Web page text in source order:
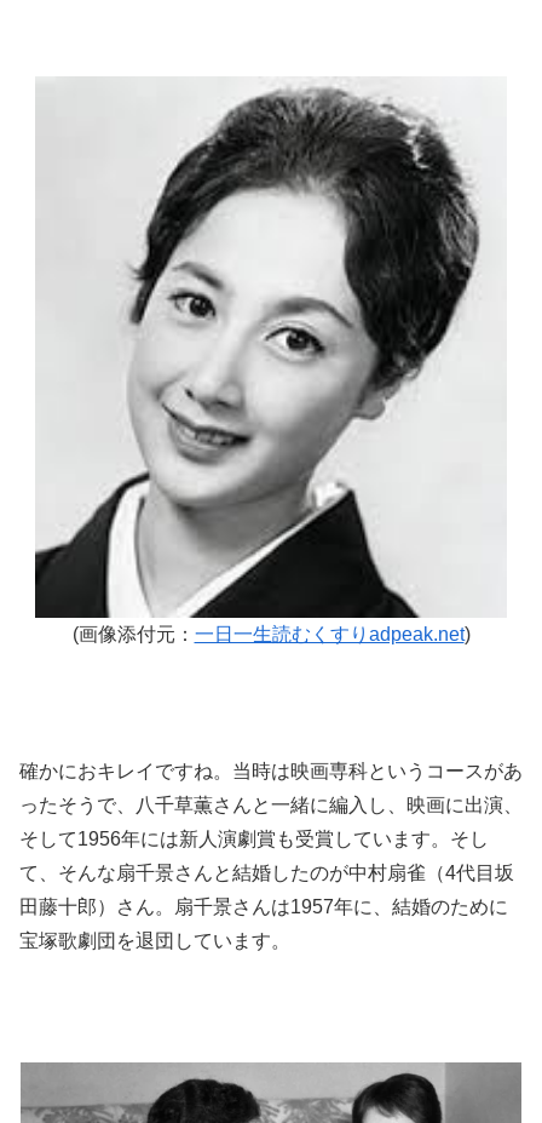
(画像添付元： 一日一生読むくすりadpeak.net)
確かにおキレイですね。当時は映画専科というコースがあ
ったそうで、八千草薫さんと一緒に編入し、映画に出演、
そして1956年には新人演劇賞も受賞しています。そし
て、そんな扇千景さんと結婚したのが中村扇雀（4代目坂
田藤十郎）さん。扇千景さんは1957年に、結婚のために
宝塚歌劇団を退団しています。